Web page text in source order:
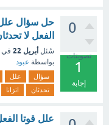
0
تصويتات
1
إجابة
حل سؤال علل
الفعل لا
سُئل أبريل 22 في
بواسطة عبود
سؤال علل
تحدثان
اتزانا
علل قوتا